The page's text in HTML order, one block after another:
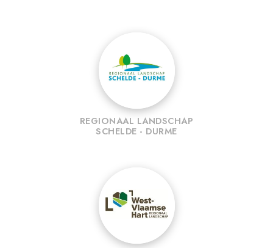
REGIONAAL LANDSCHAP
SCHELDE - DURME